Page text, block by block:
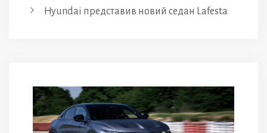
Hyundai представив новий седан Lafesta